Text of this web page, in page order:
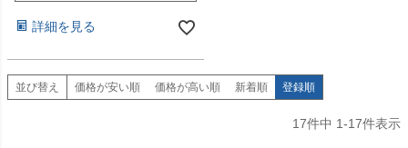
詳細を見る
並び替え 価格が安い順 価格が高い順 新着順 登録順
17件中 1-17件表示